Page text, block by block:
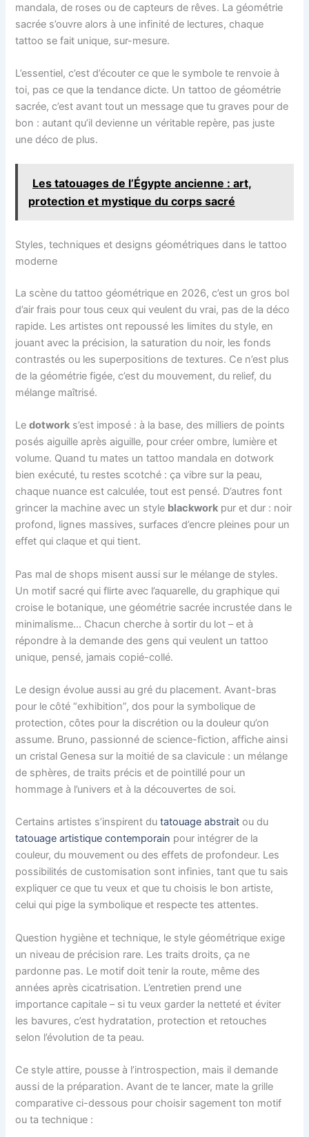
mandala, de roses ou de capteurs de rêves. La géométrie
sacrée s’ouvre alors à une infinité de lectures, chaque
tattoo se fait unique, sur-mesure.
L’essentiel, c’est d’écouter ce que le symbole te renvoie à
toi, pas ce que la tendance dicte. Un tattoo de géométrie
sacrée, c’est avant tout un message que tu graves pour de
bon : autant qu’il devienne un véritable repère, pas juste
une déco de plus.
Les tatouages de l’Égypte ancienne : art,
protection et mystique du corps sacré
Styles, techniques et designs géométriques dans le tattoo
moderne
La scène du tattoo géométrique en 2026, c’est un gros bol
d’air frais pour tous ceux qui veulent du vrai, pas de la déco
rapide. Les artistes ont repoussé les limites du style, en
jouant avec la précision, la saturation du noir, les fonds
contrastés ou les superpositions de textures. Ce n’est plus
de la géométrie figée, c’est du mouvement, du relief, du
mélange maîtrisé.
Ledotwork s’est imposé : à la base, des milliers de points
posés aiguille après aiguille, pour créer ombre, lumière et
volume. Quand tu mates un tattoo mandala en dotwork
bien exécuté, tu restes scotché : ça vibre sur la peau,
chaque nuance est calculée, tout est pensé. D’autres font
grincer la machine avec un style blackwork pur et dur : noir
profond, lignes massives, surfaces d’encre pleines pour un
effet qui claque et qui tient.
Pas mal de shops misent aussi sur le mélange de styles.
Un motif sacré qui flirte avec l’aquarelle, du graphique qui
croise le botanique, une géométrie sacrée incrustée dans le
minimalisme… Chacun cherche à sortir du lot – et à
répondre à la demande des gens qui veulent un tattoo
unique, pensé, jamais copié-collé.
Le design évolue aussi au gré du placement. Avant-bras
pour le côté “exhibition”, dos pour la symbolique de
protection, côtes pour la discrétion ou la douleur qu’on
assume. Bruno, passionné de science-fiction, affiche ainsi
un cristal Genesa sur la moitié de sa clavicule : un mélange
de sphères, de traits précis et de pointillé pour un
hommage à l’univers et à la découvertes de soi.
Certains artistes s’inspirent dutatouage abstrait ou du
tatouage artistique contemporain pour intégrer de la
couleur, du mouvement ou des effets de profondeur. Les
possibilités de customisation sont infinies, tant que tu sais
expliquer ce que tu veux et que tu choisis le bon artiste,
celui qui pige la symbolique et respecte tes attentes.
Question hygiène et technique, le style géométrique exige
un niveau de précision rare. Les traits droits, ça ne
pardonne pas. Le motif doit tenir la route, même des
années après cicatrisation. L’entretien prend une
importance capitale – si tu veux garder la netteté et éviter
les bavures, c’est hydratation, protection et retouches
selon l’évolution de ta peau.
Ce style attire, pousse à l’introspection, mais il demande
aussi de la préparation. Avant de te lancer, mate la grille
comparative ci-dessous pour choisir sagement ton motif
ou ta technique :